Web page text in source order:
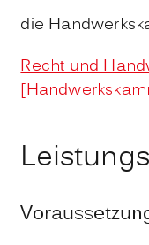
die
Recht und